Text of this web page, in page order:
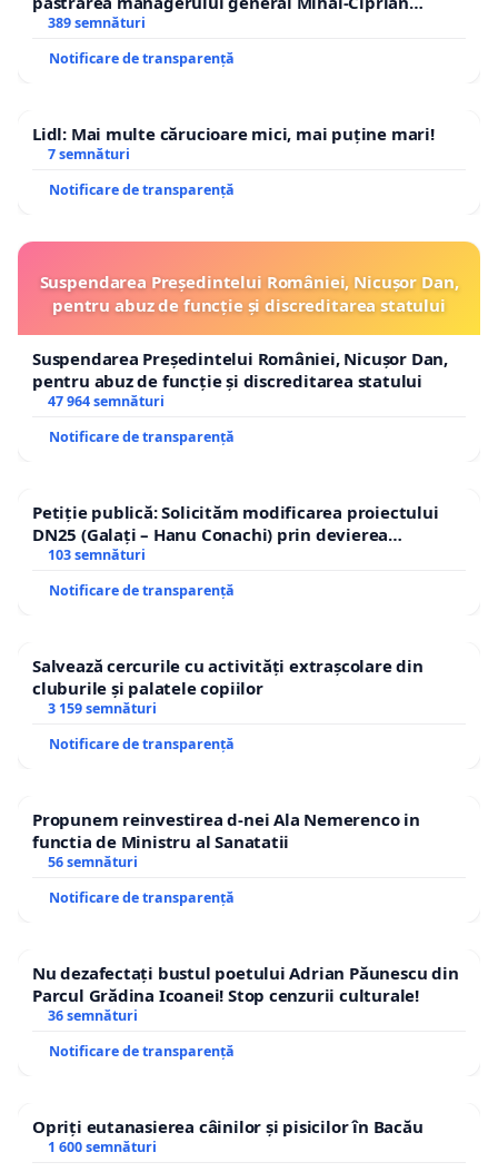
ROGOJAN
389 semnături
Notificare de transparență
Lidl: Mai multe cărucioare mici, mai puține mari!
7 semnături
Notificare de transparență
Suspendarea Președintelui României, Nicușor Dan,
pentru abuz de funcție și discreditarea statului
Suspendarea Președintelui României, Nicușor Dan,
pentru abuz de funcție și discreditarea statului
47 964 semnături
Notificare de transparență
Petiție publică: Solicităm modificarea proiectului
DN25 (Galați – Hanu Conachi) prin devierea
traseului în afara localităților!
103 semnături
Notificare de transparență
Salvează cercurile cu activități extrașcolare din
cluburile și palatele copiilor
3 159 semnături
Notificare de transparență
Propunem reinvestirea d-nei Ala Nemerenco in
functia de Ministru al Sanatatii
56 semnături
Notificare de transparență
Nu dezafectați bustul poetului Adrian Păunescu din
Parcul Grădina Icoanei! Stop cenzurii culturale!
36 semnături
Notificare de transparență
Opriți eutanasierea câinilor și pisicilor în Bacău
1 600 semnături